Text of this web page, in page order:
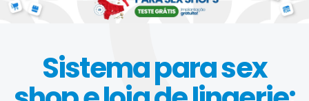
Sistema para sex